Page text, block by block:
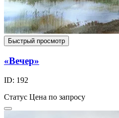
Быстрый просмотр
«Вечер»
ID: 192
Статус Цена по запросу